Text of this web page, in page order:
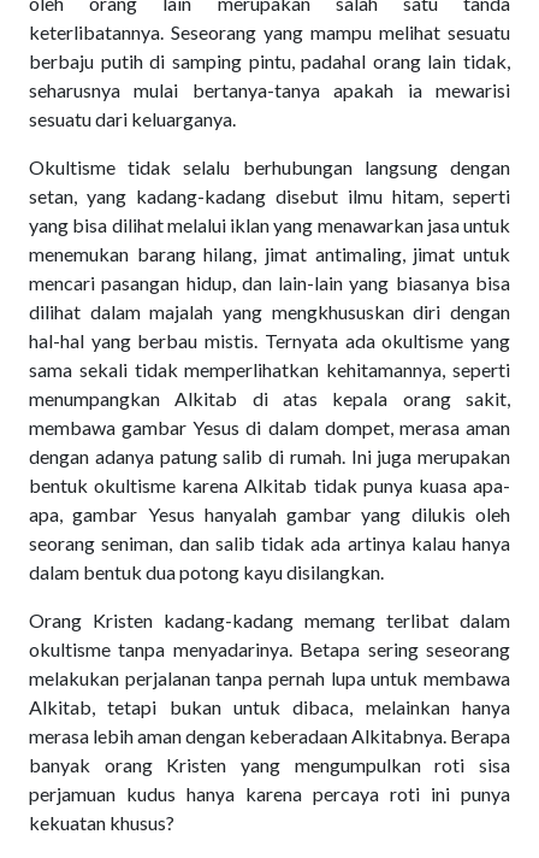
keterlibatannya. Seseorang yang mampu melihat sesuatu
berbaju putih di samping pintu, padahal orang lain tidak,
seharusnya mulai bertanya-tanya apakah ia mewarisi
sesuatu dari keluarganya.
Okultisme tidak selalu berhubungan langsung dengan
setan, yang kadang-kadang disebut ilmu hitam, seperti
yang bisa dilihat melalui iklan yang menawarkan jasa untuk
menemukan barang hilang, jimat antimaling, jimat untuk
mencari pasangan hidup, dan lain-lain yang biasanya bisa
dilihat dalam majalah yang mengkhususkan diri dengan
hal-hal yang berbau mistis. Ternyata ada okultisme yang
sama sekali tidak memperlihatkan kehitamannya, seperti
menumpangkan Alkitab di atas kepala orang sakit,
membawa gambar Yesus di dalam dompet, merasa aman
dengan adanya patung salib di rumah. Ini juga merupakan
bentuk okultisme karena Alkitab tidak punya kuasa apa-
apa, gambar Yesus hanyalah gambar yang dilukis oleh
seorang seniman, dan salib tidak ada artinya kalau hanya
dalam bentuk dua potong kayu disilangkan.
Orang Kristen kadang-kadang memang terlibat dalam
okultisme tanpa menyadarinya. Betapa sering seseorang
melakukan perjalanan tanpa pernah lupa untuk membawa
Alkitab, tetapi bukan untuk dibaca, melainkan hanya
merasa lebih aman dengan keberadaan Alkitabnya. Berapa
banyak orang Kristen yang mengumpulkan roti sisa
perjamuan kudus hanya karena percaya roti ini punya
kekuatan khusus?